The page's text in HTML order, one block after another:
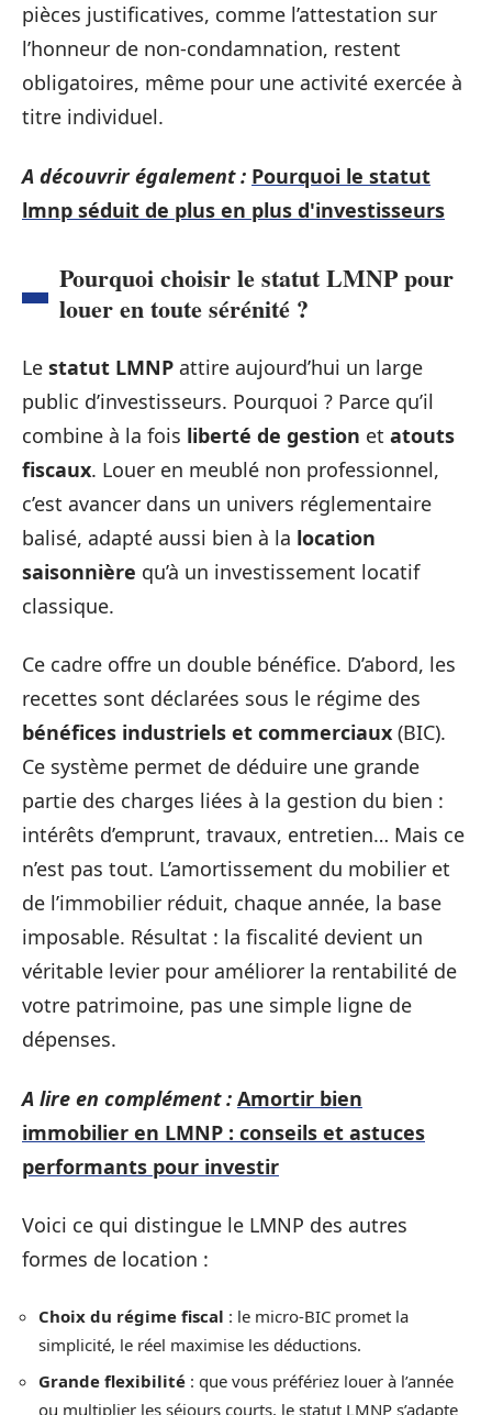
pièces justificatives, comme l’attestation sur
l’honneur de non-condamnation, restent
obligatoires, même pour une activité exercée à
titre individuel.
A découvrir également : Pourquoi le statut
lmnp séduit de plus en plus d'investisseurs
Pourquoi choisir le statut LMNP pour
louer en toute sérénité ?
Le statut LMNP attire aujourd’hui un large
public d’investisseurs. Pourquoi ? Parce qu’il
combine à la fois liberté de gestion et atouts
fiscaux. Louer en meublé non professionnel,
c’est avancer dans un univers réglementaire
balisé, adapté aussi bien à la location
saisonnière qu’à un investissement locatif
classique.
Ce cadre offre un double bénéfice. D’abord, les
recettes sont déclarées sous le régime des
bénéfices industriels et commerciaux (BIC).
Ce système permet de déduire une grande
partie des charges liées à la gestion du bien :
intérêts d’emprunt, travaux, entretien… Mais ce
n’est pas tout. L’amortissement du mobilier et
de l’immobilier réduit, chaque année, la base
imposable. Résultat : la fiscalité devient un
véritable levier pour améliorer la rentabilité de
votre patrimoine, pas une simple ligne de
dépenses.
A lire en complément : Amortir bien
immobilier en LMNP : conseils et astuces
performants pour investir
Voici ce qui distingue le LMNP des autres
formes de location :
Choix du régime fiscal : le micro-BIC promet la
simplicité, le réel maximise les déductions.
Grande flexibilité : que vous préfériez louer à l’année
ou multiplier les séjours courts, le statut LMNP s’adapte